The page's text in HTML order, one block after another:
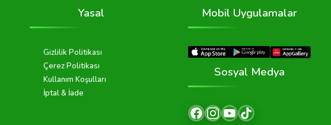
Yasal
Gizlilik Politikası
Çerez Politikası
Kullanım Koşulları
İptal & İade
Mobil Uygulamalar
Sosyal Medya